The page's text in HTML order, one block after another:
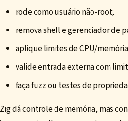
rode como usuário não-root;
remova shell e gerenciador de
aplique limites de CPU/
valide entrada externa com
faça fuzz ou testes de
Zig dá controle de memória, mas